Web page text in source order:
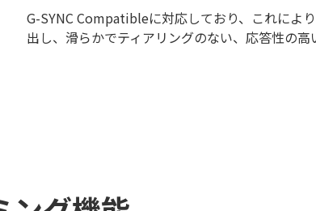
G-SYNC Compatibleに対応しており、これによ
出し、滑らかでティアリングのない、応答性の高